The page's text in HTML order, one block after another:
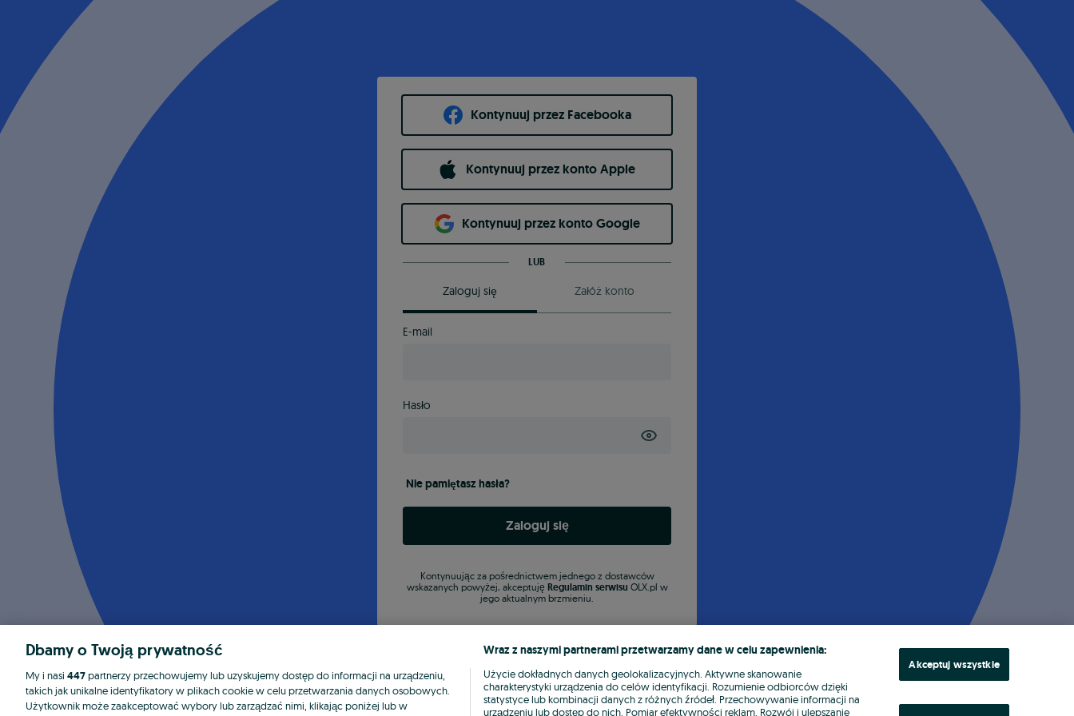
Kontynuuj przez Facebooka
Kontynuuj przez konto Apple
Kontynuuj przez konto Google
LUB
Zaloguj się Załóż konto
E-mail
Hasło
Nie pamiętasz hasła?
Zaloguj się
Kontynuując za pośrednictwem jednego z dostawców
wskazanych powyżej, akceptuję Regulamin serwisu OLX.pl w
jego aktualnym brzmieniu.
Dbamy o Twoją prywatność
My i nasi 447partnerzy przechowujemy lub uzyskujemy dostęp do informacji na urządzeniu,
takich jak unikalne identyfikatory w plikach cookie w celu przetwarzania danych osobowych.
Użytkownik może zaakceptować wybory lub zarządzać nimi, klikając poniżej lub w
Wraz z naszymi partnerami przetwarzamy dane w celu zapewnienia:
Użycie dokładnych danych geolokalizacyjnych. Aktywne skanowanie
charakterystyki urządzenia do celów identyfikacji. Rozumienie odbiorców dzięki
statystyce lub kombinacji danych z różnych źródeł. Przechowywanie informacji na
urządzeniu lub dostęp do nich. Pomiar efektywności reklam. Rozwój i ulepszanie
Akceptuj wszystkie